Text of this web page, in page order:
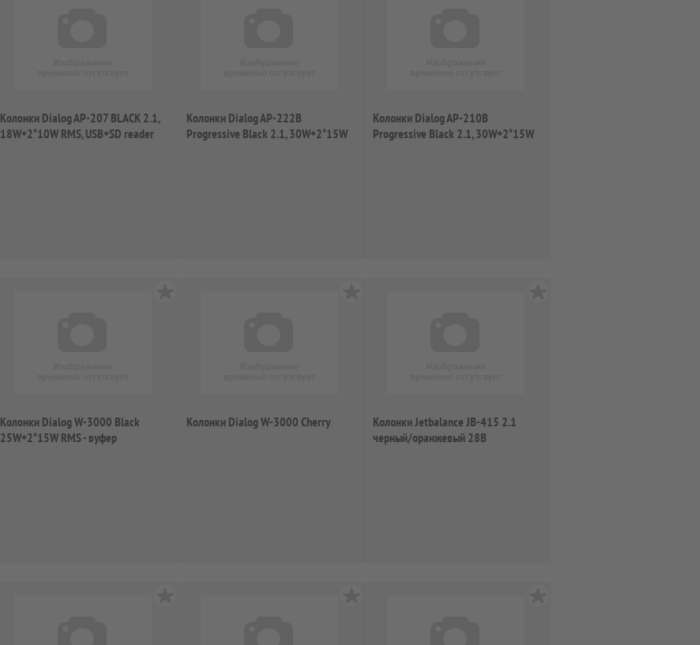
Колонки Dialog AP-207 BLACK 2.1,
18W+2*10W RMS, USB+SD reader
Колонки Dialog AP-222B
Progressive Black 2.1, 30W+2*15W
Колонки Dialog AP-210B
Progressive Black 2.1, 30W+2*15W
Колонки Dialog W-3000 Black
25W+2*15W RMS - вуфер
Колонки Dialog W-3000 Cherry
Колонки Jetbalance JB-415 2.1
черный/оранжевый 28В